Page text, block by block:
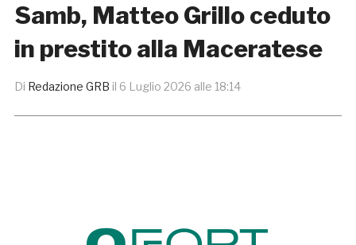
Samb, Matteo Grillo ceduto
in prestito alla Maceratese
Di Redazione GRB il 6 Luglio 2026 alle 18:14